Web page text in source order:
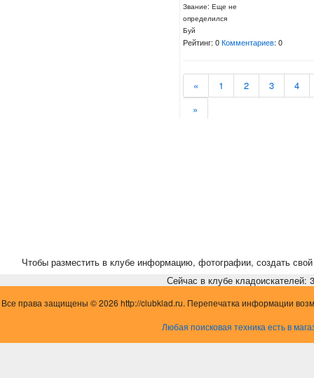
Звание: Еще не
определился
Буй
Рейтинг: 0Комментариев: 0
« 1 2 3
4
»
Чтобы разместить в клубе информацию, фотографии, создать свой
Сейчас в клубе кладоискателей:
Все права защищены © 2026 http://clubklad.ru. Перепечатка информации
Любая поисковая техника есть в